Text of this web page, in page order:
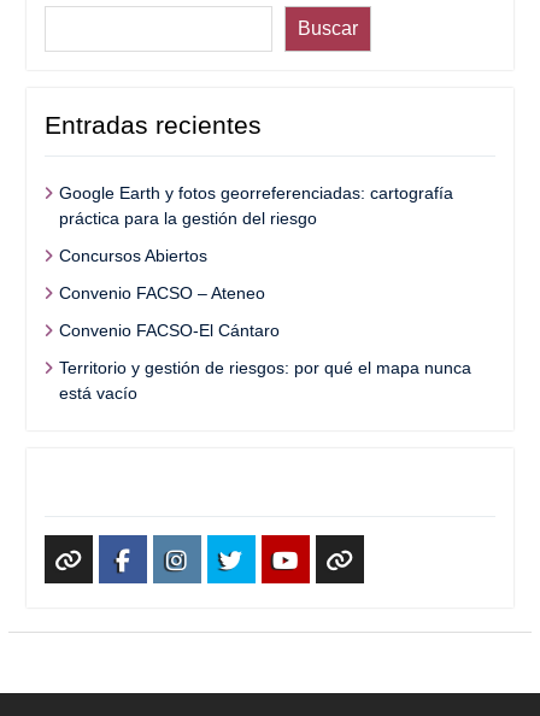
Buscar
Entradas recientes
Google Earth y fotos georreferenciadas: cartografía
práctica para la gestión del riesgo
Concursos Abiertos
Convenio FACSO – Ateneo
Convenio FACSO-El Cántaro
Territorio y gestión de riesgos: por qué el mapa nunca
está vacío